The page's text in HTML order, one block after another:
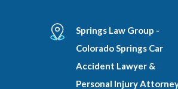
Springs Law Group -
Colorado Springs Car
Accident Lawyer &
Personal Injury